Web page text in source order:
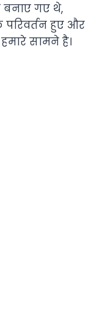
बनाए गए थे,
हुए और
सामने है।